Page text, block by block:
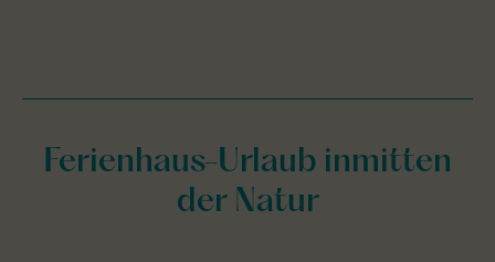
Ferienhaus-Urlaub inmitten
der Natur